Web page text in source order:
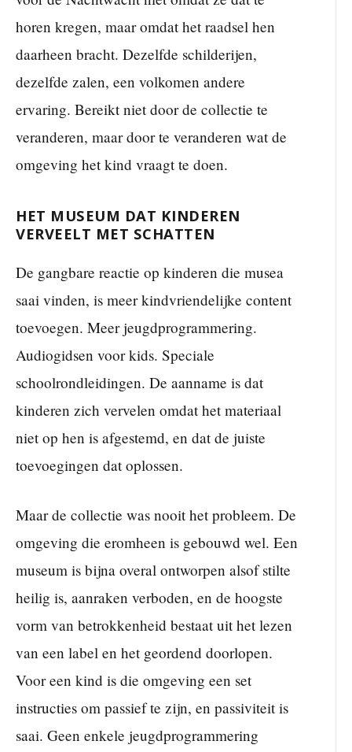
horen kregen, maar omdat het raadsel hen
daarheen bracht. Dezelfde schilderijen,
dezelfde zalen, een volkomen andere
ervaring. Bereikt niet door de collectie te
veranderen, maar door te veranderen wat de
omgeving het kind vraagt te doen.
HET MUSEUM DAT KINDEREN
VERVEELT MET SCHATTEN
De gangbare reactie op kinderen die musea
saai vinden, is meer kindvriendelijke content
toevoegen. Meer jeugdprogrammering.
Audiogidsen voor kids. Speciale
schoolrondleidingen. De aanname is dat
kinderen zich vervelen omdat het materiaal
niet op hen is afgestemd, en dat de juiste
toevoegingen dat oplossen.
Maar de collectie was nooit het probleem. De
omgeving die eromheen is gebouwd wel. Een
museum is bijna overal ontworpen alsof stilte
heilig is, aanraken verboden, en de hoogste
vorm van betrokkenheid bestaat uit het lezen
van een label en het geordend doorlopen.
Voor een kind is die omgeving een set
instructies om passief te zijn, en passiviteit is
saai. Geen enkele jeugdprogrammering